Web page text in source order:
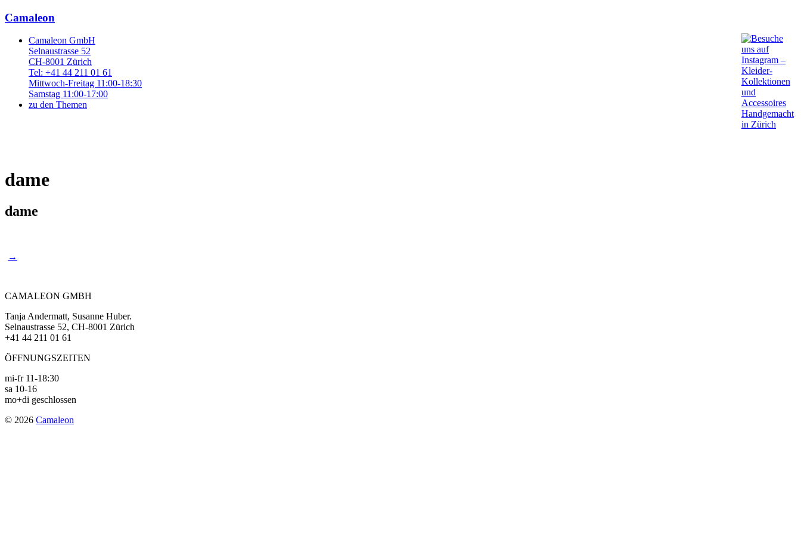
Camaleon
Camaleon GmbH
Selnaustrasse 52
CH-8001 Zürich
Tel: +41 44 211 01 61
Mittwoch-Freitag 11:00-18:30
Samstag 11:00-17:00
zu den Themen
dame
dame
Post
→
CAMALEON GMBH
Tanja Andermatt, Susanne Huber.
Selnaustrasse 52, CH-8001 Zürich
+41 44 211 01 61
ÖFFNUNGSZEITEN
mi-fr 11-18:30
sa 10-16
mo+di geschlossen
© 2026 Camaleon